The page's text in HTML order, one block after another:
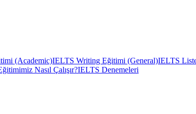
(Academic)IELTS Writing Eğitimi (General)IELTS
Nasıl Çalışır?IELTS Denemeleri